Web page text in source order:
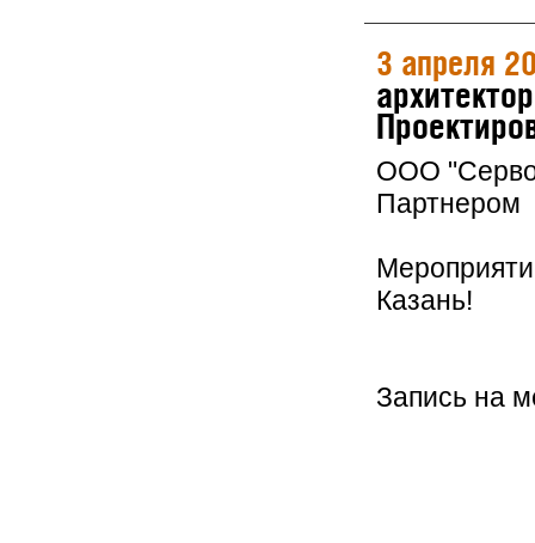
3 апреля
ООО
Партнером
Казань!
Запись на